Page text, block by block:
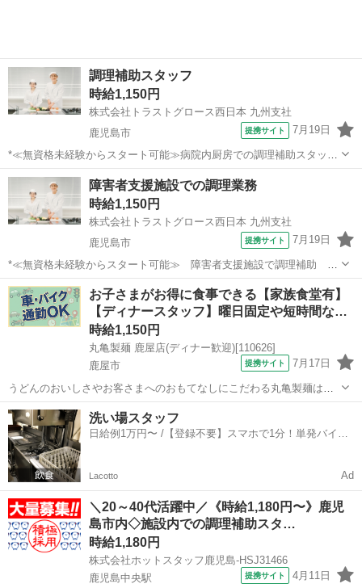
調理補助スタッフ
時給1,150円
株式会社トラストグロース西日本 九州支社
鹿児島市
提携サイト 7月19日
*≪無資格未経験からスタート可能≫病院内厨房での調理補助スタッ
フ ★仕事No.kp-230412* 【資格・経験】 資格：不問 経験：不問
【仕事内容】 *ポイント＊ ・無資格未経験からスタート可能！ ・交通
費(ガソリン...
鹿児島 鹿児島市 キッチン
障害者支援施設での調理業務
時給1,150円
株式会社トラストグロース西日本 九州支社
鹿児島市
提携サイト 7月19日
*≪無資格未経験からスタート可能≫ 障害者支援施設で調理補助 ★
お仕事No. kp-230256* 【資格・経験】 資格：不問 経験：不問 【仕事
内容】 *ポイント ・無資格未経験からスタート可能です！ ・急募案件
のため...
鹿児島 鹿児島市 キッチン
お子さまがお得に食事できる【家族食堂有】
【ディナースタッフ】曜日固定や短時間な…
時給1,150円
丸亀製麺 鹿屋店(ディナー歓迎)[110626]
鹿屋市
提携サイト 7月17日
うどんのおいしさやお客さまへのおもてなしにこだわる丸亀製麺は、
スタッフさんにとってのやりがい、居心地にも敏感です。 いい接客
は、いい職場であってこそ☆ アルバイト・パートの皆さんを「パート
ナースタッフ」と呼び、 よきパート...
鹿児島 鹿屋市 キッチン
洗い場スタッフ
日給例1万円〜 /【登録不要】スマホで1分！単発バイト
Lacotto Ad
＼20～40代活躍中／《時給1,180円〜》鹿児
島市内◇施設内での調理補助スタ…
時給1,180円
株式会社ホットスタッフ鹿児島-HSJ31466
鹿児島中央駅
提携サイト 4月11日